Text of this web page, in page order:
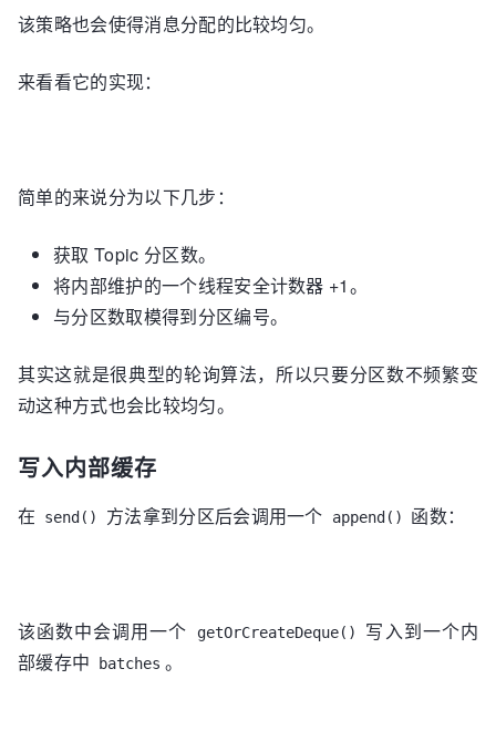
该策略也会使得消息分配的比较均匀。
来看看它的实现：
简单的来说分为以下几步：
获取 Topic 分区数。
将内部维护的一个线程安全计数器 +1。
与分区数取模得到分区编号。
其实这就是很典型的轮询算法，所以只要分区数不频繁变
动这种方式也会比较均匀。
写入内部缓存
在 send() 方法拿到分区后会调用一个 append() 函数：
该函数中会调用一个 getOrCreateDeque()
写入到一个内
部缓存中
batches 。